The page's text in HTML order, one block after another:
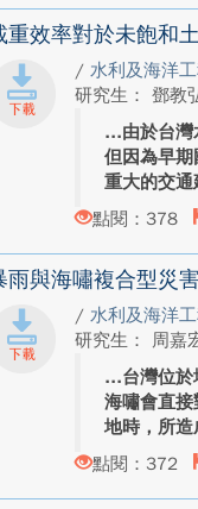
重效率對於未飽和
/水利及海洋
研究生： 鄧教
由於台
但因為早
重大的交
點閱：378
雨與海嘯複合型災
/水利及海洋
研究生： 周嘉
台灣位
海嘯會直
地時，所
點閱：372